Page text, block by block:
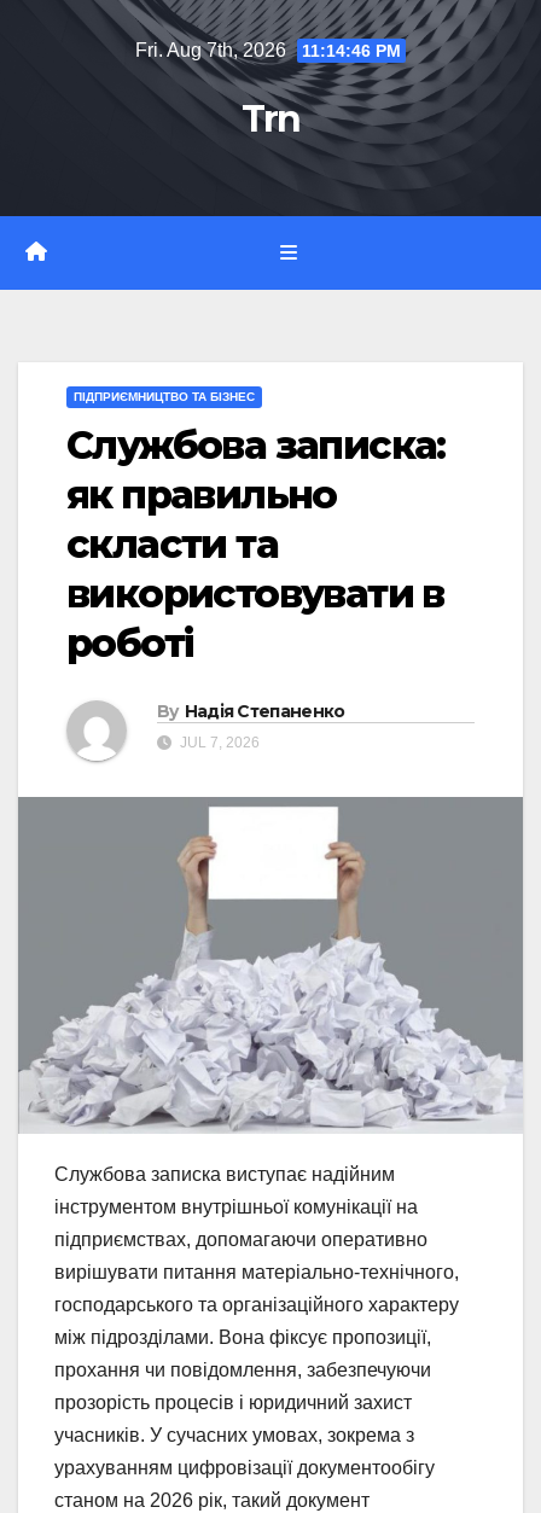
Fri. Aug 7th, 2026 11:14:47 PM
Trn
ПІДПРИЄМНИЦТВО ТА БІЗНЕС
Службова записка:
як правильно
скласти та
використовувати в
роботі
By Надія Степаненко
JUL 7, 2026
Службова записка виступає надійним
інструментом внутрішньої комунікації на
підприємствах, допомагаючи оперативно
вирішувати питання матеріально-технічного,
господарського та організаційного характеру
між підрозділами. Вона фіксує пропозиції,
прохання чи повідомлення, забезпечуючи
прозорість процесів і юридичний захист
учасників. У сучасних умовах, зокрема з
урахуванням цифровізації документообігу
станом на 2026 рік, такий документ